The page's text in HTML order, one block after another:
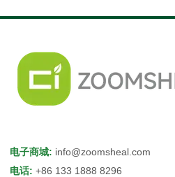
电子商城: info@zoomsheal.com
电话: +86 133 1888 8296